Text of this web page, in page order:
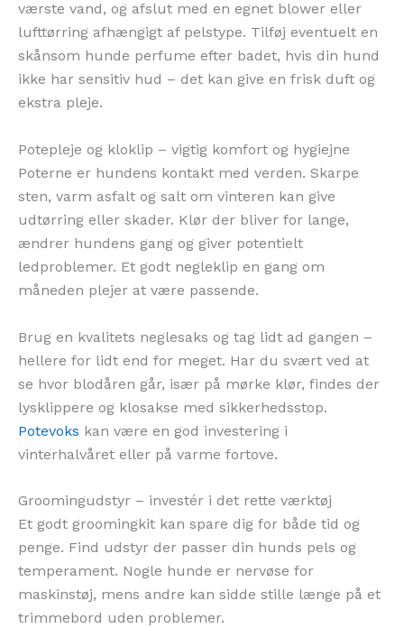
værste vand, og afslut med en egnet blower eller
lufttørring afhængigt af pelstype. Tilføj eventuelt en
skånsom hunde perfume efter badet, hvis din hund
ikke har sensitiv hud – det kan give en frisk duft og
ekstra pleje.
Potepleje og kloklip – vigtig komfort og hygiejne
Poterne er hundens kontakt med verden. Skarpe
sten, varm asfalt og salt om vinteren kan give
udtørring eller skader. Klør der bliver for lange,
ændrer hundens gang og giver potentielt
ledproblemer. Et godt negleklip en gang om
måneden plejer at være passende.
Brug en kvalitets neglesaks og tag lidt ad gangen –
hellere for lidt end for meget. Har du svært ved at
se hvor blodåren går, især på mørke klør, findes der
lysklippere og klosakse med sikkerhedsstop.
Potevoks kan være en god investering i
vinterhalvåret eller på varme fortove.
Groomingudstyr – investér i det rette værktøj
Et godt groomingkit kan spare dig for både tid og
penge. Find udstyr der passer din hunds pels og
temperament. Nogle hunde er nervøse for
maskinstøj, mens andre kan sidde stille længe på et
trimmebord uden problemer.